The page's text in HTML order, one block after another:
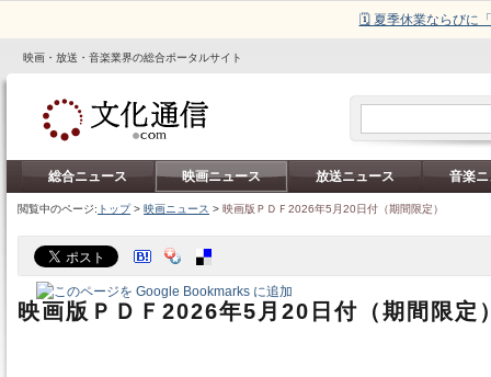
🗓️ 夏季休業ならびに
映画・放送・音楽業界の総合ポータルサイト
総合ニュース 映画ニュース 放送ニュース 音楽
閲覧中のページ: トップ> 映画ニュース > 映画版ＰＤＦ2026年5月20日付（期間限定）
映画版ＰＤＦ2026年5月20日付（期間限定